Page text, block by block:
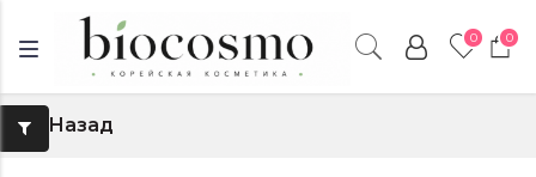
0 0
↑ Назад